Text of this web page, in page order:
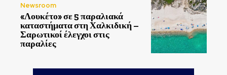
Newsroom
«Λουκέτο» σε 5 παραλιακά
καταστήματα στη Χαλκιδική –
Σαρωτικοί έλεγχοι στις
παραλίες